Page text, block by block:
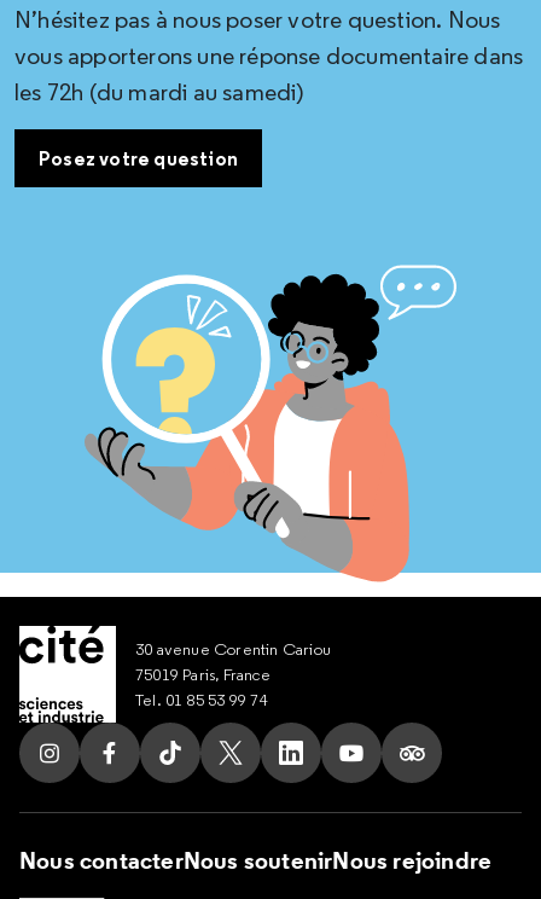
N’hésitez pas à nous poser votre question. Nous
vous apporterons une réponse documentaire dans
les 72h (du mardi au samedi)
Posez votre question
30 avenue Corentin Cariou
75019 Paris, France
Tel. 01 85 53 99 74
Suivez nous sur Instagram
Suivez nous sur Facebook
Suivez nous sur Tik Tok
Suivez nous sur X
Suivez nous sur LinkedIn
Suivez nous sur
Suivez nous
Nous contacterNous soutenirNous rejoindre